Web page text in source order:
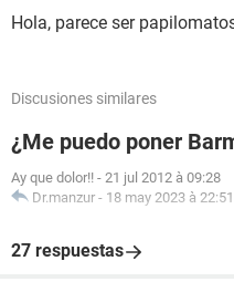
Hola, parece ser
Discusiones similares
¿Me puedo poner
Ay que dolor!! - 21 jul 2012 à 09:28
Dr.manzur - 18 may 2023 à 22:51
27 respuestas